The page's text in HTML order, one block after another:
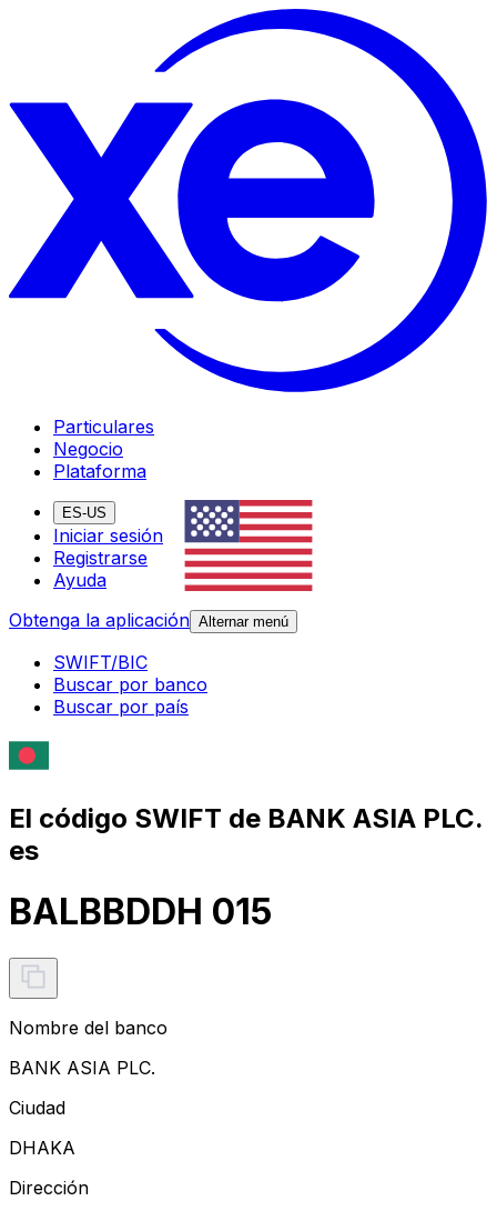
Particulares
Negocio
Plataforma
ES-US
Iniciar sesión
Registrarse
Ayuda
Obtenga la aplicación Alternar menú
SWIFT/BIC
Buscar por banco
Buscar por país
El código SWIFT de BANK ASIA PLC.
es
BALBBDDH 015
Nombre del banco
BANK ASIA PLC.
Ciudad
DHAKA
Dirección